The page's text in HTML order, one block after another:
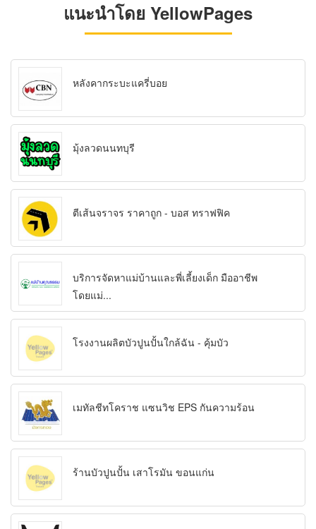
แนะนำโดย YellowPages
หลังคากระบะแครี่บอย
มุ้งลวดนนทบุรี
ตีเส้นจราจร ราคาถูก - บอส ทราฟฟิค
บริการจัดหาแม่บ้านและพี่เลี้ยงเด็ก มืออาชีพ
โดยแม่...
โรงงานผลิตบัวปูนปั้นใกล้ฉัน - คุ้มบัว
เมทัลชีทโคราช แซนวิช EPS กันความร้อน
ร้านบัวปูนปั้น เสาโรมัน ขอนแก่น